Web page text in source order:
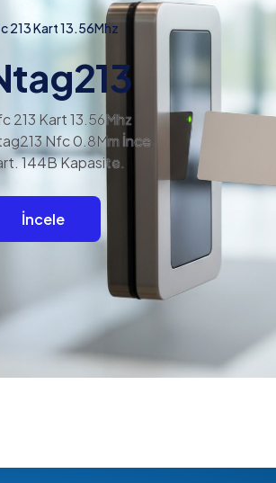
213 Kart 13.56Mhz
213 Kart 13.56Mhz
Nfc 0.8Mm İnce
144B Kapasite.
İncele